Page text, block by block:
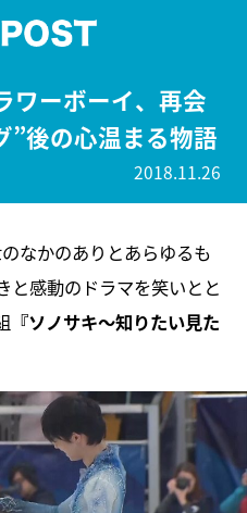
ワーボーイ、再会
”後の心温まる物語
2018.11.26
なかのありとあらゆるも
と感動のドラマを笑いとと
『ソノサキ～知りたい見た